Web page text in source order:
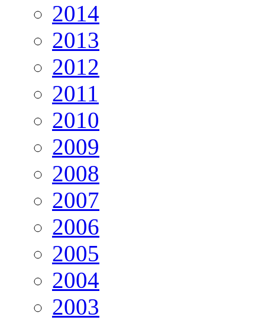
2014
2013
2012
2011
2010
2009
2008
2007
2006
2005
2004
2003